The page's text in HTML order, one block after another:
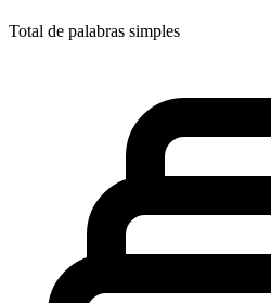
Total de palabras simples